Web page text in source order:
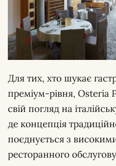
Для тих, хто шукає
преміум-рівня, Osteria
свій погляд на
де концепція
поєднується з
ресторанного